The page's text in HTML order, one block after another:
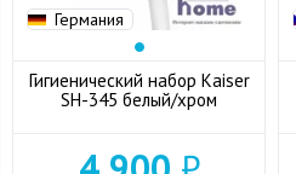
Германия
Гигиенический набор Kaiser
SH-345 белый/хром